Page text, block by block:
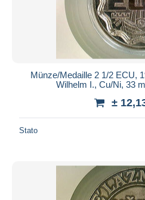
Münze/Medaille 2 1/2 ECU,
Wilhelm I., Cu/Ni, 33
±
Stato